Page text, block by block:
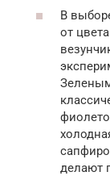
В
от
делают